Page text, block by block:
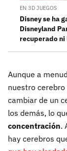
EN 3D JUEGOS
Disney se ha
Disneyland
recuperado ni
Aunque a
nuestro
cambiar de un
los demás, lo
concentración.
hay cerebros